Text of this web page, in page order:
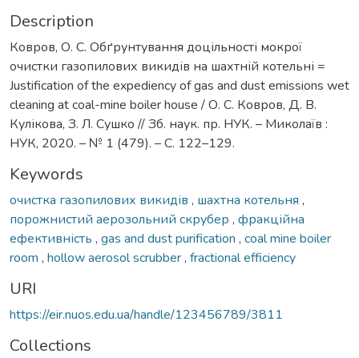
Description
Ковров, О. С. Обґрунтування доцільності мокрої
очистки газопилових викидів на шахтній котельні =
Justification of the expediency of gas and dust emissions wet
cleaning at coal-mine boiler house / О. С. Ковров, Д. В.
Кулікова, З. Л. Сушко // Зб. наук. пр. НУК. – Миколаїв :
НУК, 2020. – № 1 (479). – С. 122–129.
Keywords
очистка газопилових викидів , шахтна котельня ,
порожнистий аерозольний скрубер , фракційна
ефективність , gas and dust purification , coal mine boiler
room , hollow aerosol scrubber, fractional efficiency
URI
https://eir.nuos.edu.ua/handle/123456789/3811
Collections